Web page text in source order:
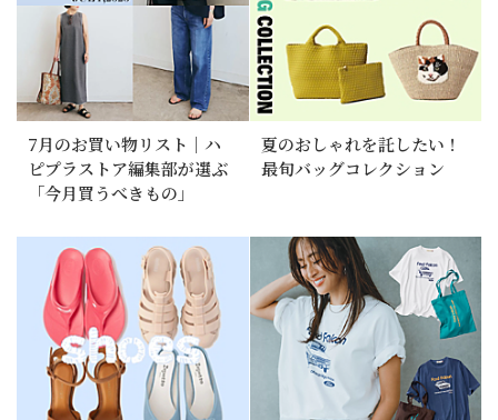
7月のお買い物リスト｜ハ
ピプラストア編集部が選ぶ
「今月買うべきもの」
夏のおしゃれを託したい！
最旬バッグコレクション